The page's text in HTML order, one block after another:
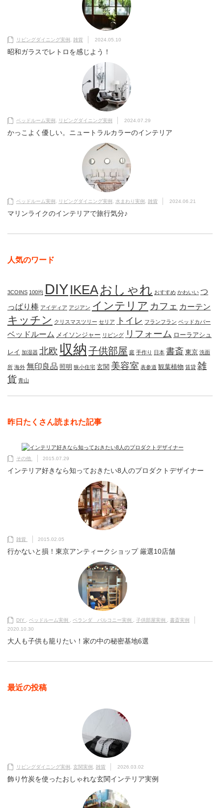
リビングダイニング実例 雑貨 2024.05.10
昭和ガラスでレトロを感じよう！
ベッドルーム実例 リビングダイニング実例 2024.07.29
かっこよく優しい。ニュートラルカラーのインテリア
ベッドルーム実例 リビングダイニング実例 水まわり実例 雑貨 2024.06.21
マリンライクのインテリアで旅行気分♪
人気のワード
3COINS 100均 DIYIKEAおしゃれ おすすめ かわいい つ
っぱり棒 アイディア アジアン インテリア カフェ カーテン
キッチン クリスマスツリー セリア トイレ フランフラン ベッドカバー
ベッドルーム メイソンジャー リビング リフォーム ローラアシュ
レイ 加湿器 北欧 収納 子供部屋 庭 手作り 日本 書斎 東京 洗面
所 海外 無印良品 照明 狭小住宅 玄関 美容室 表参道 観葉植物 賃貸 雑
貨 青山
昨日たくさん読まれた記事
その他 2015.07.29
インテリア好きなら知っておきたい8人のプロダクトデザイナー
雑貨 2015.02.05
行かないと損！東京アンティークショップ 厳選10店舗
DIY ベッドルーム実例 ベランダ バルコニー実例 子供部屋実例
書斎実例
2020.10.30
大人も子供も籠りたい！家の中の秘密基地6選
最近の投稿
リビングダイニング実例 玄関実例 雑貨 2026.03.02
飾り竹炭を使ったおしゃれな玄関インテリア実例